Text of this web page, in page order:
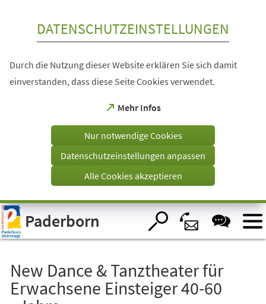
Visuelle
Assistenzsoftware
öffnen.
DATENSCHUTZEINSTELLUNGEN
Durch die Nutzung dieser Website erklären Sie sich damit
einverstanden, dass diese Seite Cookies verwendet.
Mehr Infos
(Öffnet
einem
Tab)
Nur notwendige Cookies
Datenschutzeinstellungen anpassen
Alle Cookies akzeptieren
Paderborn
New Dance & Tanztheater für
Erwachsene Einsteiger 40-60